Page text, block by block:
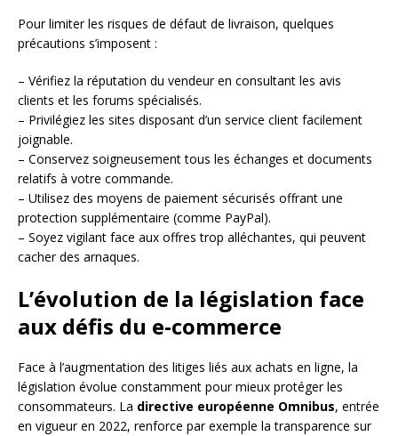
Pour limiter les risques de défaut de livraison, quelques
précautions s’imposent :
– Vérifiez la réputation du vendeur en consultant les avis
clients et les forums spécialisés.
– Privilégiez les sites disposant d’un service client facilement
joignable.
– Conservez soigneusement tous les échanges et documents
relatifs à votre commande.
– Utilisez des moyens de paiement sécurisés offrant une
protection supplémentaire (comme PayPal).
– Soyez vigilant face aux offres trop alléchantes, qui peuvent
cacher des arnaques.
L’évolution de la législation face
aux défis du e-commerce
Face à l’augmentation des litiges liés aux achats en ligne, la
législation évolue constamment pour mieux protéger les
consommateurs. La directive européenne Omnibus, entrée
en vigueur en 2022, renforce par exemple la transparence sur